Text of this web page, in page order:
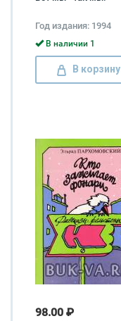
Год издания: 1994
В наличии 1
В корзину
98.00 ₽